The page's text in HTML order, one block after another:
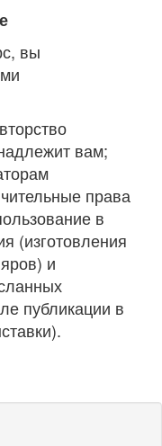
вы
вам;
права
в
(изготовления
и
публикации в